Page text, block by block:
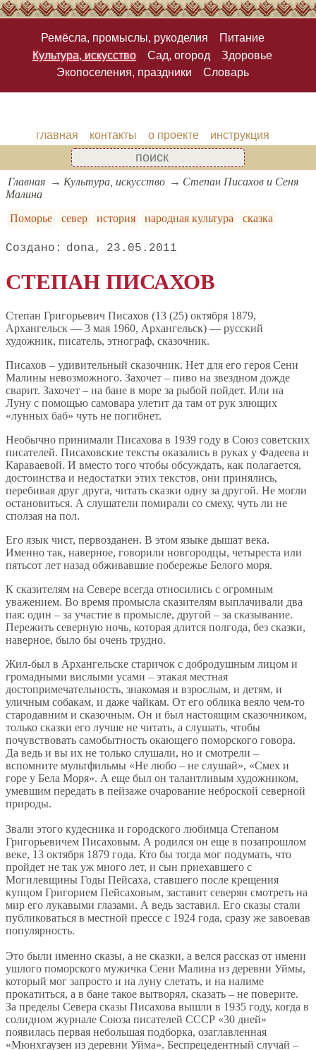
Ремёсла, промыслы, рукоделия
Питание
Культура, искусство
Сад, огород
Здоровье
Экопоселения, праздники
Словарь
главная контакты о проекте инструкция
Главная Культура, искусство
Степан Писахов и Сеня
Малина
Поморье
север история народная культура сказка
dona 23.05.2011
СТЕПАН ПИСАХОВ
Степан Григорьевич Писахов (13 (25) октября 1879,
Архангельск — 3 мая 1960, Архангельск) — русский
художник, писатель, этнограф, сказочник.
Писахов – удивительный сказочник. Нет для его героя Сени
Малины невозможного. Захочет – пиво на звездном дожде
сварит. Захочет – на бане в море за рыбой пойдет. Или на
Луну с помощью самовара улетит да там от рук злющих
«лунных баб» чуть не погибнет.
Необычно принимали Писахова в 1939 году в Союз советских
писателей. Писаховские тексты оказались в руках у Фадеева и
Караваевой. И вместо того чтобы обсуждать, как полагается,
достоинства и недостатки этих текстов, они принялись,
перебивая друг друга, читать сказки одну за другой. Не могли
остановиться. А слушатели помирали со смеху, чуть ли не
сползая на пол.
Его язык чист, первозданен. В этом языке дышат века.
Именно так, наверное, говорили новгородцы, четыреста или
пятьсот лет назад обживавшие побережье Белого моря.
К сказителям на Севере всегда относились с огромным
уважением. Во время промысла сказителям выплачивали два
пая: один – за участие в промысле, другой – за сказывание.
Пережить северную ночь, которая длится полгода, без сказки,
наверное, было бы очень трудно.
Жил-был в Архангельске старичок с добродушным лицом и
громадными вислыми усами – этакая местная
достопримечательность, знакомая и взрослым, и детям, и
уличным собакам, и даже чайкам. От его облика веяло чем-то
стародавним и сказочным. Он и был настоящим сказочником,
только сказки его лучше не читать, а слушать, чтобы
почувствовать самобытность окающего поморского говора.
Да ведь и вы их не только слушали, но и смотрели –
вспомните мультфильмы «Не любо – не слушай», «Смех и
горе у Бела Моря». А еще был он талантливым художником,
умевшим передать в пейзаже очарование неброской северной
природы.
Звали этого кудесника и городского любимца Степаном
Григорьевичем Писаховым. А родился он еще в позапрошлом
веке, 13 октября 1879 года. Кто бы тогда мог подумать, что
пройдет не так уж много лет, и сын приехавшего с
Могилевщины Годы Пейсаха, ставшего после крещения
купцом Григорием Пейсаховым, заставит северян смотреть на
мир его лукавыми глазами. А ведь заставил. Его сказы стали
публиковаться в местной прессе с 1924 года, сразу же завоевав
популярность.
Это были именно сказы, а не сказки, а велся рассказ от имени
ушлого поморского мужичка Сени Малина из деревни Уймы,
который мог запросто и на луну слетать, и на налиме
прокатиться, а в бане такое вытворял, сказать – не поверите.
За пределы Севера сказы Писахова вышли в 1935 году, когда в
солидном журнале Союза писателей СССР «30 дней»
появилась первая небольшая подборка, озаглавленная
«Мюнхгаузен из деревни Уйма». Беспрецедентный случай –